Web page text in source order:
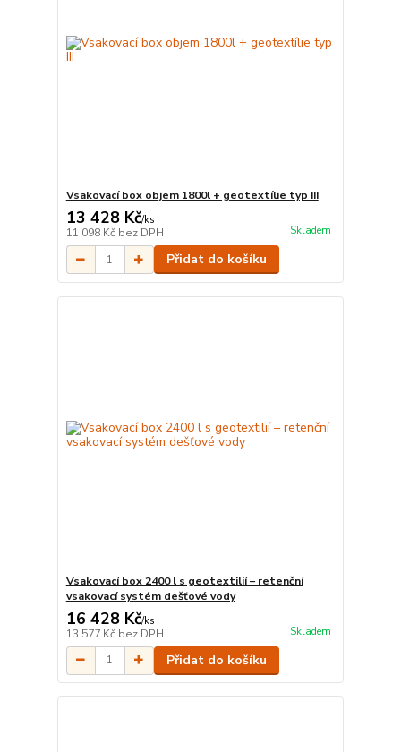
Vsakovací box objem 1800l + geotextílie typ III
13 428 Kč/ks
11 098 Kč bez DPH Skladem
Přidat do košíku
Vsakovací box 2400 l s geotextilií – retenční
vsakovací systém dešťové vody
16 428 Kč/ks
13 577 Kč bez DPH Skladem
Přidat do košíku